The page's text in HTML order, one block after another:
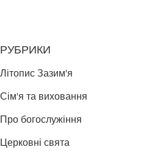
РУБРИКИ
Літопис Зазим'я
Сім'я та виховання
Про богослужіння
Церковні свята